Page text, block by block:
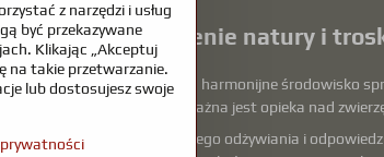
dla koni – połączenie natury i
do każdego ogrodu i tworzą harmonijne środowisko
przez cały rok. Równie ważna jest opieka nad
jeździeckiego, odpowiedniego odżywiania i
z narzędzi i usług
być przekazywane
Klikając „Akceptuj
na takie przetwarzanie.
lub dostosujesz swoje